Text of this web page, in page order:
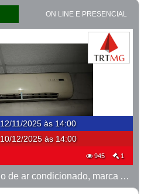
ON LINE E PRESENCIAL
12/11/2025 às 14:00
10/12/2025 às 14:00
945 1
LOTE 25 - Um aparelho de ar condicionado, marca Admiral